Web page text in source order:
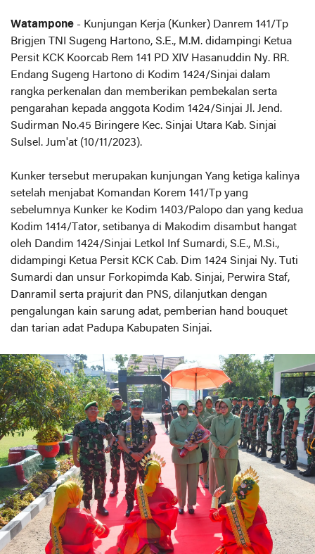
Watampone - Kunjungan Kerja (Kunker) Danrem 141/Tp
Brigjen TNI Sugeng Hartono, S.E., M.M. didampingi Ketua
Persit KCK Koorcab Rem 141 PD XIV Hasanuddin Ny. RR.
Endang Sugeng Hartono di Kodim 1424/Sinjai dalam
rangka perkenalan dan memberikan pembekalan serta
pengarahan kepada anggota Kodim 1424/Sinjai Jl. Jend.
Sudirman No.45 Biringere Kec. Sinjai Utara Kab. Sinjai
Sulsel. Jum'at (10/11/2023).
Kunker tersebut merupakan kunjungan Yang ketiga kalinya
setelah menjabat Komandan Korem 141/Tp yang
sebelumnya Kunker ke Kodim 1403/Palopo dan yang kedua
Kodim 1414/Tator, setibanya di Makodim disambut hangat
oleh Dandim 1424/Sinjai Letkol Inf Sumardi, S.E., M.Si.,
didampingi Ketua Persit KCK Cab. Dim 1424 Sinjai Ny. Tuti
Sumardi dan unsur Forkopimda Kab. Sinjai, Perwira Staf,
Danramil serta prajurit dan PNS, dilanjutkan dengan
pengalungan kain sarung adat, pemberian hand bouquet
dan tarian adat Padupa Kabupaten Sinjai.